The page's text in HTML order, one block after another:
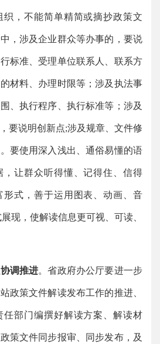
织，不能简单精简或摘抄政策文
，涉及企业群众等办事的，要说
标准、受理单位联系人、联系方
材料、办理时限等；涉及执法事
、执行程序、执行标准等；涉及
要说明创新点;涉及规章、文件修
要使用深入浅出、通俗易懂的语
，让群众听得懂、记得住、信得
形式，善于运用图表、动画、音
现，使解读信息更可视、可读、
调推进。省政府办公厅要进一步
政策文件解读发布工作的推进、
任部门编撰好解读方案、解读材
策文件同步报审、同步发布，及